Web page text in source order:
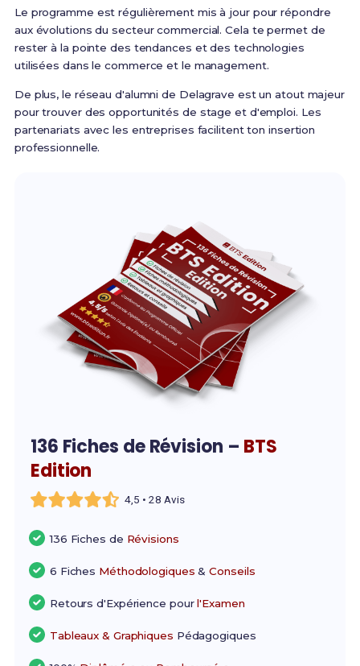
Le programme est régulièrement mis à jour pour répondre
aux évolutions du secteur commercial. Cela te permet de
rester à la pointe des tendances et des technologies
utilisées dans le commerce et le management.
De plus, le réseau d'alumni de Delagrave est un atout majeur
pour trouver des opportunités de stage et d'emploi. Les
partenariats avec les entreprises facilitent ton insertion
professionnelle.
136 Fiches de Révision – BTS
Edition
4,5 • 28 Avis
136 Fiches de Révisions
6 Fiches Méthodologiques &Conseils
Retours d'Expérience pourl'Examen
Tableaux & Graphiques Pédagogiques